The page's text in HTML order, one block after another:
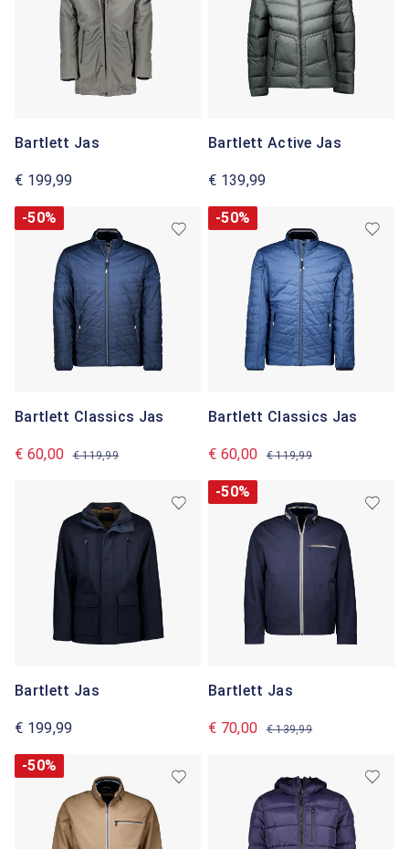
Bartlett Jas
€ 199,99
Bartlett Active Jas
€ 139,99
-50%
Bartlett Classics Jas
€ 60,00 € 119,99
-50%
Bartlett Classics Jas
€ 60,00 € 119,99
Bartlett Jas
€ 199,99
-50%
Bartlett Jas
€ 70,00 € 139,99
-50%